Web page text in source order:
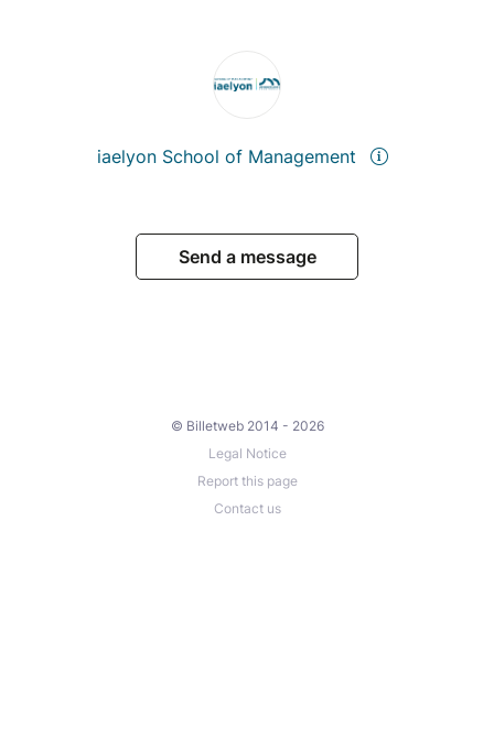
iaelyon School of Management
Send a message
© Billetweb 2014 - 2026
Legal Notice
Report this page
Contact us